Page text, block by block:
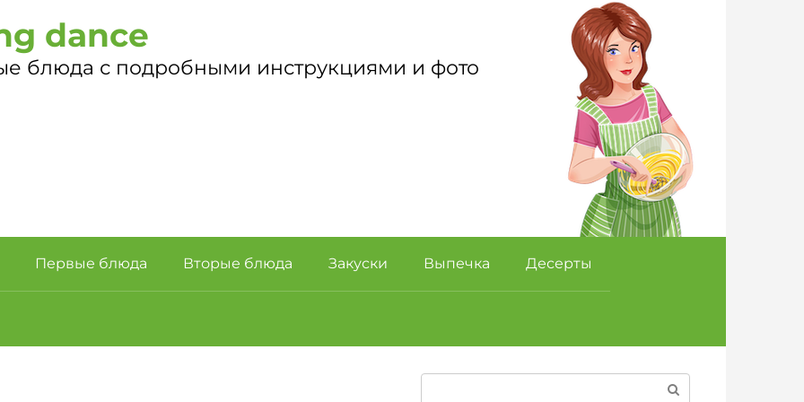
dance
блюда с подробными инструкциями и фото
Первые блюда Вторые блюда Закуски Выпечка Десерты